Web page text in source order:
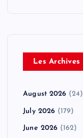
Les Archives
August 2026 (24)
July 2026 (179)
June 2026 (162)